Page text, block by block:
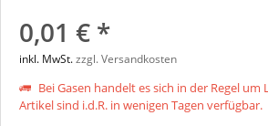
0,01 € *
inkl. MwSt.zzgl. Versandkosten
Bei Gasen handelt es sich in der Regel um
Artikel sind i.d.R. in wenigen Tagen verfügbar.